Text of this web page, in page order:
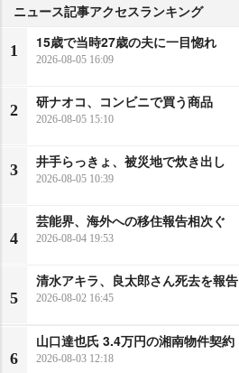
ニュース記事アクセスランキング
1
15歳で当時27歳の夫に一目惚れ
2026-08-05 16:09
2
研ナオコ、コンビニで買う商品
2026-08-05 15:10
3
井手らっきょ、被災地で炊き出し
2026-08-05 10:39
4
芸能界、海外への移住報告相次ぐ
2026-08-04 19:53
5
清水アキラ、良太郎さん死去を報告
2026-08-02 16:45
6
山口達也氏 3.4万円の湘南物件契約
2026-08-03 12:18